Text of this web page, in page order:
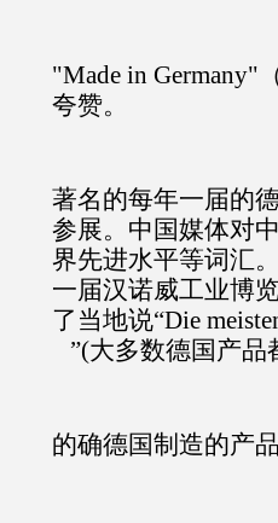
"Made in
夸赞。
著名的每年一届的
参展。中国媒体对
界先进水平等词汇
一届汉诺威工业博
了当地说“Die
”(大多数德国产品
的确德国制造的产